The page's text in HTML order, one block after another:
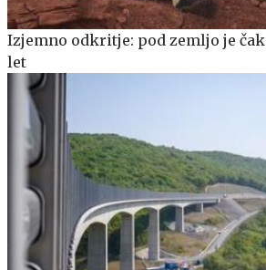
Izjemno odkritje: pod zemljo je
let